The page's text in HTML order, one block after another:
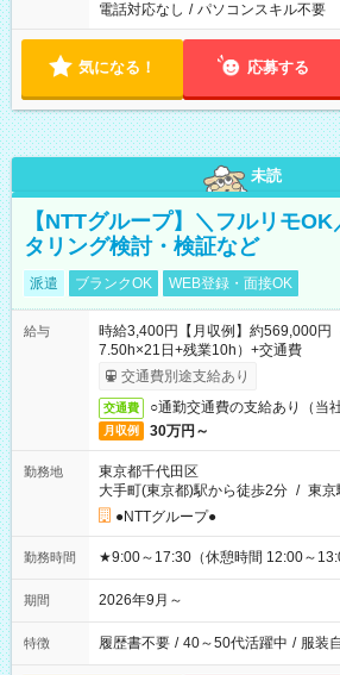
電話対応なし / パソコンスキル不要
気になる！ 応募する
未読
【NTTグループ】＼フルリモ
タリング検討・検証など
派遣 ブランクOK WEB登録・面接OK
給与
時給3,400円【月収例】約569,000円
7.50h×21日+残業10h）+交通費
交通費別途支給あり
交通費 ○通勤交通費の支給あり（当
月収例 30万円～
勤務地
東京都千代田区
大手町(東京都)駅から徒歩2分 / 東京
●NTTグループ●
勤務時間 ★9:00～17:30（休憩時間 12:00～
期間 2026年9月～
特徴 履歴書不要 / 40～50代活躍中 / 服装